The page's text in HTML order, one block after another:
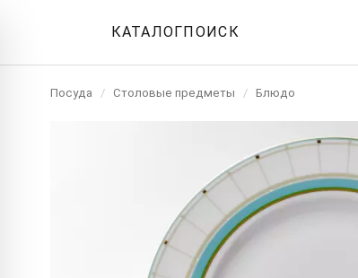
КАТАЛОГПОИСК
Посуда / Столовые предметы / Блюдо